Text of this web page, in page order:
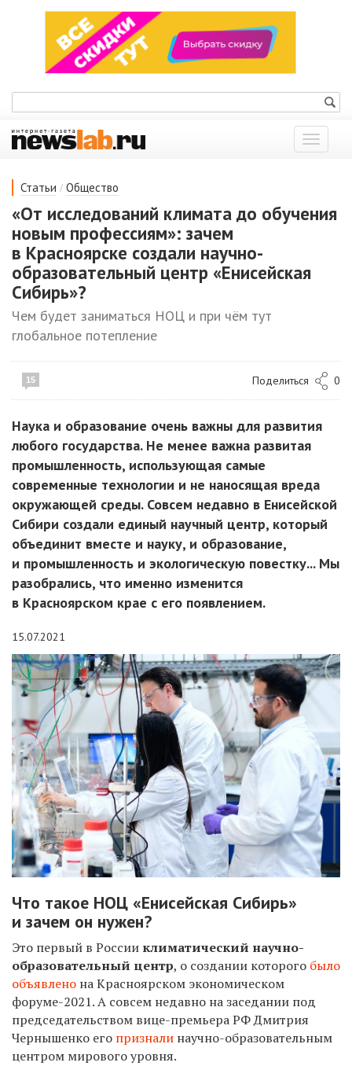
Показать
меню
Статьи / Общество
«От исследований климата до обучения
новым профессиям»: зачем
в Красноярске создали научно-
образовательный центр «Енисейская
Сибирь»?
Чем будет заниматься НОЦ и при чём тут
глобальное потепление
15 Поделиться 0
Наука и образование очень важны для развития
любого государства. Не менее важна развитая
промышленность, использующая самые
современные технологии и не наносящая вреда
окружающей среды. Совсем недавно в Енисейской
Сибири создали единый научный центр, который
объединит вместе и науку, и образование,
и промышленность и экологическую повестку... Мы
разобрались, что именно изменится
в Красноярском крае с его появлением.
15.07.2021
Что такое НОЦ «Енисейская Сибирь»
и зачем он нужен?
Это первый в России климатический научно-
образовательный центр, о создании которого было
объявлено на Красноярском экономическом
форуме-2021. А совсем недавно на заседании под
председательством вице-премьера РФ Дмитрия
Чернышенко его признали научно-образовательным
центром мирового уровня.